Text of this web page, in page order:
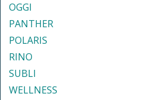
OGGI
PANTHER
POLARIS
RINO
SUBLI
WELLNESS